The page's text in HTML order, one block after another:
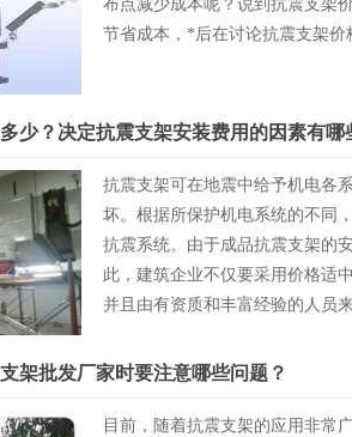
布点减少成本呢？说到抗震支架
节省成本，*后在讨论抗震支架价
少？决定抗震支架安装费用的因素有哪
抗震支架可在地震中给予机电各
坏。根据所保护机电系统的不同
抗震系统。由于成品抗震支架的
此，建筑企业不仅要采用价格适
并且由有资质和丰富经验的人员
供有竞争力的抗震支撑系统解决
架批发厂家时要注意哪些问题？
目前，随着抗震支架的应用非常